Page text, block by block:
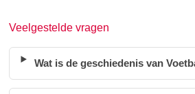
Veelgestelde vragen
Wat is de geschiedenis van